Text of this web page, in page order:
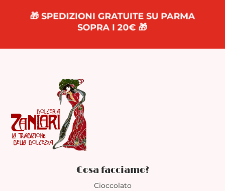
🎁 SPEDIZIONI GRATUITE SU PARMA
SOPRA I 20€ 🎁
Cosa facciamo?
Cioccolato